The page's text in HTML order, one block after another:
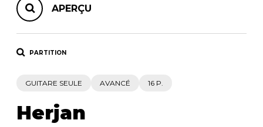
APERÇU
PARTITION
GUITARE SEULE AVANCÉ 16 P.
Herjan